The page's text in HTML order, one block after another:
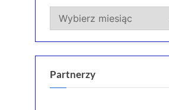
Archiwum
Partnerzy